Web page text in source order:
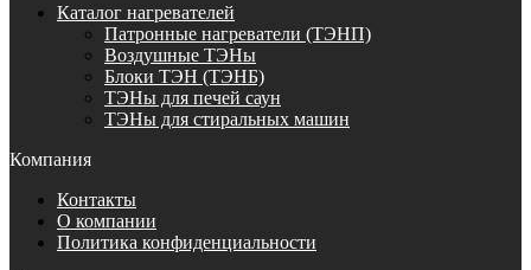
Каталог нагревателей
Патронные нагреватели (ТЭНП)
Воздушные ТЭНы
Блоки ТЭН (ТЭНБ)
ТЭНы для печей саун
ТЭНы для стиральных машин
Компания
Контакты
О компании
Политика конфиденциальности